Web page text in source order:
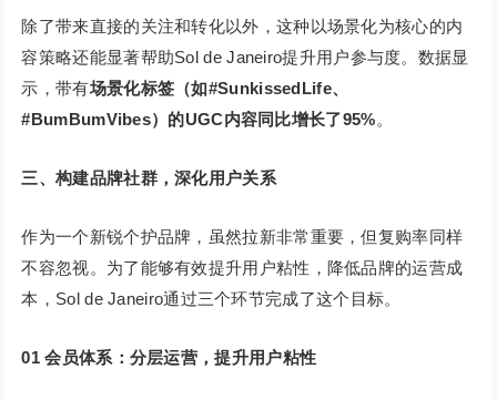
除了带来直接的关注和转化以外，这种以场景化为核心的内
容策略还能显著帮助Sol de Janeiro提升用户参与度。数据显
示，带有场景化标签（如#SunkissedLife、
#BumBumVibes）的UGC内容同比增长了95%。
三、构建品牌社群，深化用户关系
作为一个新锐个护品牌，虽然拉新非常重要，但复购率同样
不容忽视。为了能够有效提升用户粘性，降低品牌的运营成
本，Sol de Janeiro通过三个环节完成了这个目标。
01会员体系：分层运营，提升用户粘性